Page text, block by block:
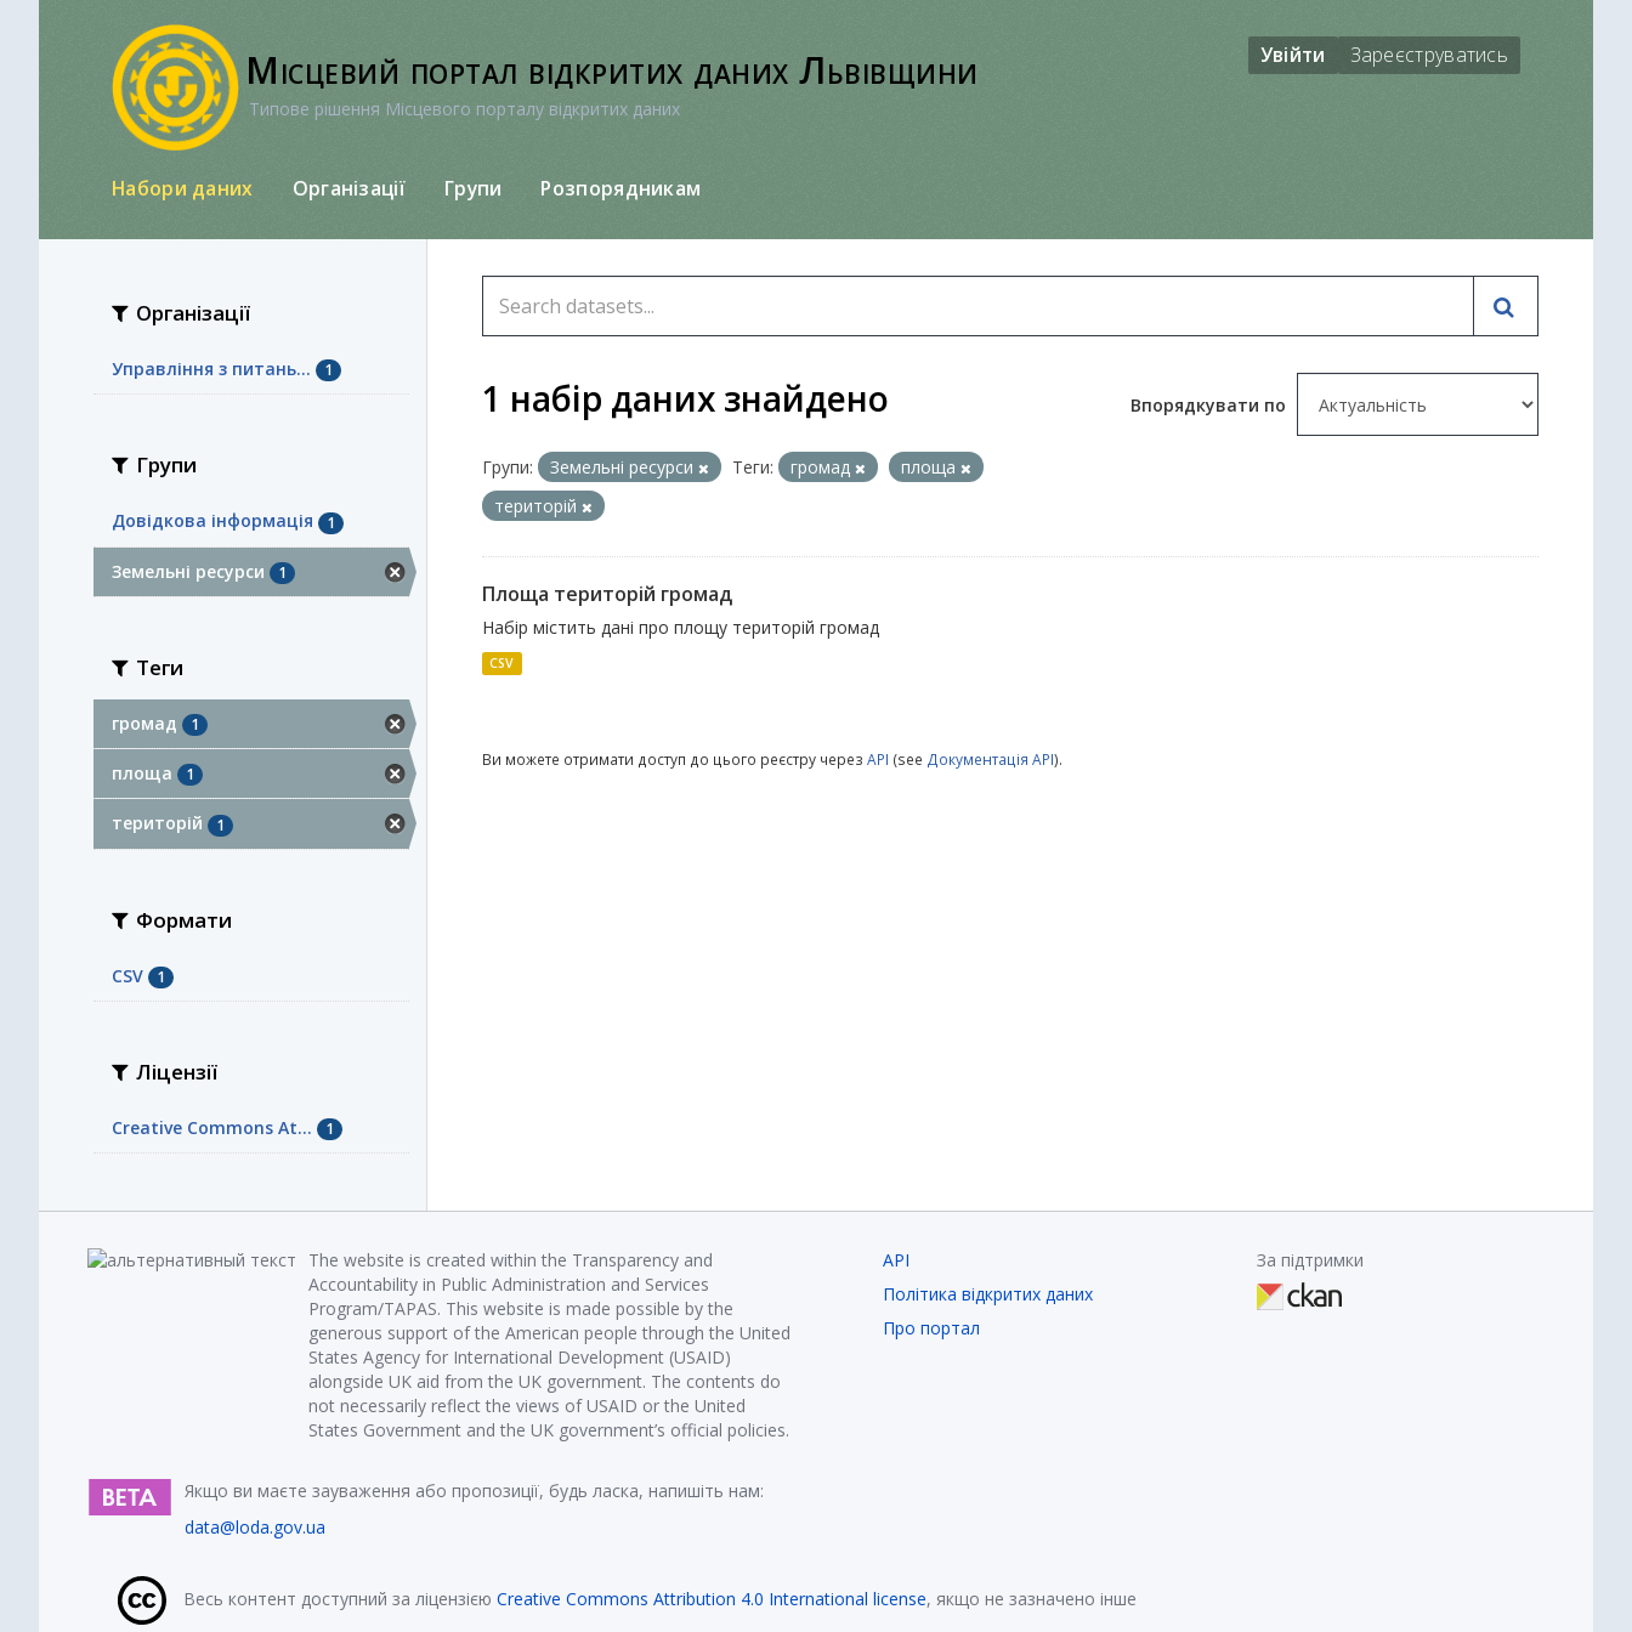
Місцевий портал відкритих даних Львівщини
Типове рішення Місцевого порталу відкритих даних
Увійти Зареєструватись
Набори даних Організації Групи Розпорядникам
Організації
Управління з питань... 1
Групи
Довідкова інформація 1
Земельні ресурси 1
Теги
громад 1
площа 1
територій 1
Формати
CSV 1
Ліцензії
Creative Commons At... 1
Впорядкувати по
1 набір даних знайдено
Групи: Земельні ресурси Теги: громад
площа
територій
Площа територій громад
Набір містить дані про площу територій громад
CSV
Ви можете отримати доступ до цього реєстру через API (see Документація API).
The website is created within the Transparency and
Accountability in Public Administration and Services
Program/TAPAS. This website is made possible by the
generous support of the American people through the United
States Agency for International Development (USAID)
alongside UK aid from the UK government. The contents do
not necessarily reflect the views of USAID or the United
States Government and the UK government’s official policies.
Якщо ви маєте зауваження або пропозиції, будь ласка, напишіть нам:
data@loda.gov.ua
API
Політика відкритих даних
Про портал
За підтримки
Весь контент доступний за ліцензією Creative Commons Attribution 4.0 International license, якщо не зазначено інше